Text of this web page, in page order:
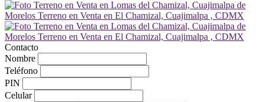
Contacto
Nombre
Teléfono
PIN
Celular